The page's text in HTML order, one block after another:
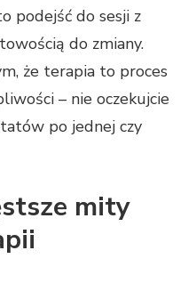
podejść do sesji z
do zmiany.
że terapia to proces
– nie oczekujcie
po jednej czy
mity